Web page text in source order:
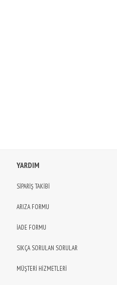
YARDIM
SİPARİŞ TAKİBİ
ARIZA FORMU
İADE FORMU
SIKÇA SORULAN SORULAR
MÜŞTERİ HİZMETLERİ